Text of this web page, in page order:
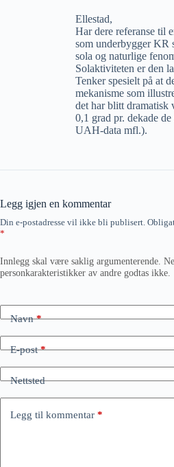
Ellestad,
Har dere referanse til
som underbygger KR
sola og naturlige
Solaktiviteten er den
Tenker spesielt på at
mekanisme som
det har blitt dramatisk
0,1 grad pr. dekade
UAH-data mfl.).
Legg igjen en kommentar
Din e-postadresse vil ikke bli publisert.
*
Innlegg skal være saklig argumenterende.
personkarakteristikker av andre godtas ikke.
Navn*
E-post*
Nettsted
Legg til kommentar *